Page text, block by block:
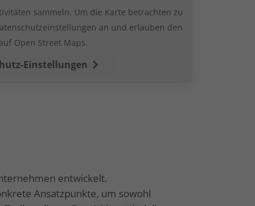
sammeln. Um die Karte betrachten zu
an und erlauben den
Open Street Maps.
Einstellungen
entwickelt.
Ansatzpunkte, um sowohl